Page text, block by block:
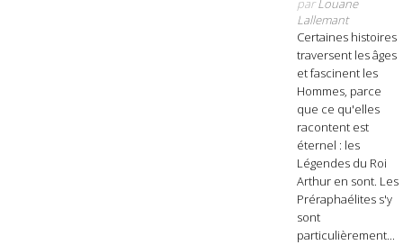
parLouane
Lallemant
Certaines histoires
traversent les âges
et fascinent les
Hommes, parce
que ce qu'elles
racontent est
éternel : les
Légendes du Roi
Arthur en sont. Les
Préraphaélites s'y
sont
particulièrement...